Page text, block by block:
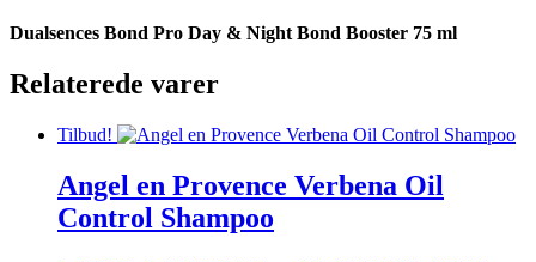
Dualsences Bond Pro Day & Night Bond Booster 75 ml
Relaterede varer
Tilbud!
Angel en Provence Verbena Oil
Control Shampoo